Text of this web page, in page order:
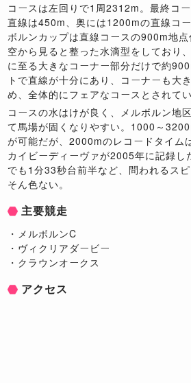
コースは左回りで1周2312m。最終コ
直線は450m、奥には1200mの直線コ
ボルンカップは直線コースの900m地
空から見ると整った水滴型をしており
に至る大きなコーナー部分だけで約
トで直線が十分にあり、コーナーも大
め、全体的にフェアなコースとされてい
コースの水はけが良く、メルボルン地
て馬場が固くなりやすい。1000～
が可能だが、2000mのレコードタイム
カイビーディーヴァが2005年に記録
でも1分33秒台前半など、問われるス
そん色ない。
主要競走
・メルボルンC
・ヴィクリアダービー
・クラウンオークス
アクセス